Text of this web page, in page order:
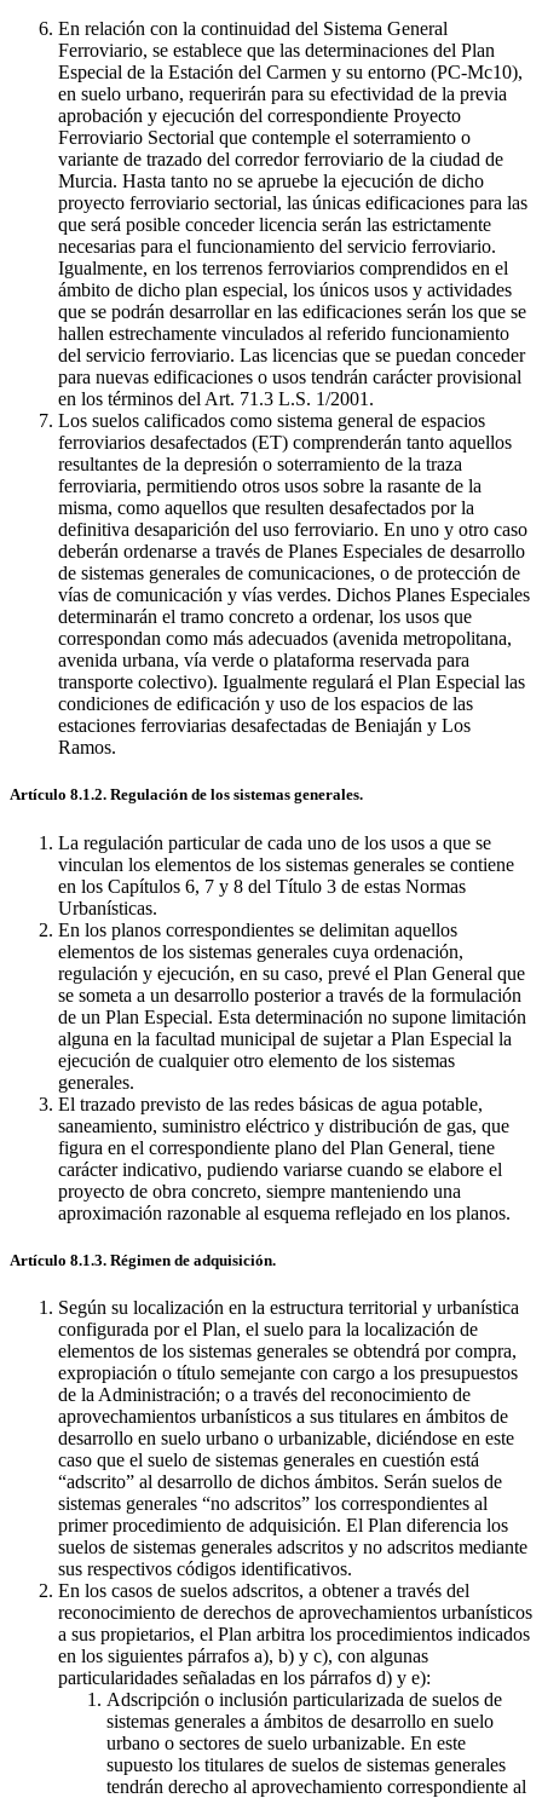
En relación con la continuidad del Sistema General
Ferroviario, se establece que las determinaciones del Plan
Especial de la Estación del Carmen y su entorno (PC-Mc10),
en suelo urbano, requerirán para su efectividad de la previa
aprobación y ejecución del correspondiente Proyecto
Ferroviario Sectorial que contemple el soterramiento o
variante de trazado del corredor ferroviario de la ciudad de
Murcia. Hasta tanto no se apruebe la ejecución de dicho
proyecto ferroviario sectorial, las únicas edificaciones para las
que será posible conceder licencia serán las estrictamente
necesarias para el funcionamiento del servicio ferroviario.
Igualmente, en los terrenos ferroviarios comprendidos en el
ámbito de dicho plan especial, los únicos usos y actividades
que se podrán desarrollar en las edificaciones serán los que se
hallen estrechamente vinculados al referido funcionamiento
del servicio ferroviario. Las licencias que se puedan conceder
para nuevas edificaciones o usos tendrán carácter provisional
en los términos del Art. 71.3 L.S. 1/2001.
Los suelos calificados como sistema general de espacios
ferroviarios desafectados (ET) comprenderán tanto aquellos
resultantes de la depresión o soterramiento de la traza
ferroviaria, permitiendo otros usos sobre la rasante de la
misma, como aquellos que resulten desafectados por la
definitiva desaparición del uso ferroviario. En uno y otro caso
deberán ordenarse a través de Planes Especiales de desarrollo
de sistemas generales de comunicaciones, o de protección de
vías de comunicación y vías verdes. Dichos Planes Especiales
determinarán el tramo concreto a ordenar, los usos que
correspondan como más adecuados (avenida metropolitana,
avenida urbana, vía verde o plataforma reservada para
transporte colectivo). Igualmente regulará el Plan Especial las
condiciones de edificación y uso de los espacios de las
estaciones ferroviarias desafectadas de Beniaján y Los
Ramos.
Artículo 8.1.2. Regulación de los sistemas generales.
La regulación particular de cada uno de los usos a que se
vinculan los elementos de los sistemas generales se contiene
en los Capítulos 6, 7 y 8 del Título 3 de estas Normas
Urbanísticas.
En los planos correspondientes se delimitan aquellos
elementos de los sistemas generales cuya ordenación,
regulación y ejecución, en su caso, prevé el Plan General que
se someta a un desarrollo posterior a través de la formulación
de un Plan Especial. Esta determinación no supone limitación
alguna en la facultad municipal de sujetar a Plan Especial la
ejecución de cualquier otro elemento de los sistemas
generales.
El trazado previsto de las redes básicas de agua potable,
saneamiento, suministro eléctrico y distribución de gas, que
figura en el correspondiente plano del Plan General, tiene
carácter indicativo, pudiendo variarse cuando se elabore el
proyecto de obra concreto, siempre manteniendo una
aproximación razonable al esquema reflejado en los planos.
Artículo 8.1.3. Régimen de adquisición.
Según su localización en la estructura territorial y urbanística
configurada por el Plan, el suelo para la localización de
elementos de los sistemas generales se obtendrá por compra,
expropiación o título semejante con cargo a los presupuestos
de la Administración; o a través del reconocimiento de
aprovechamientos urbanísticos a sus titulares en ámbitos de
desarrollo en suelo urbano o urbanizable, diciéndose en este
caso que el suelo de sistemas generales en cuestión está
“adscrito” al desarrollo de dichos ámbitos. Serán suelos de
sistemas generales “no adscritos” los correspondientes al
primer procedimiento de adquisición. El Plan diferencia los
suelos de sistemas generales adscritos y no adscritos mediante
sus respectivos códigos identificativos.
En los casos de suelos adscritos, a obtener a través del
reconocimiento de derechos de aprovechamientos urbanísticos
a sus propietarios, el Plan arbitra los procedimientos indicados
en los siguientes párrafos a), b) y c), con algunas
particularidades señaladas en los párrafos d) y e):
Adscripción o inclusión particularizada de suelos de
sistemas generales a ámbitos de desarrollo en suelo
urbano o sectores de suelo urbanizable. En este
supuesto los titulares de suelos de sistemas generales
tendrán derecho al aprovechamiento correspondiente al